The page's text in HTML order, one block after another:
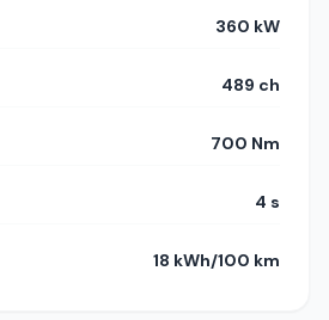
360 kW
489 ch
700 Nm
4 s
18 kWh/100 km